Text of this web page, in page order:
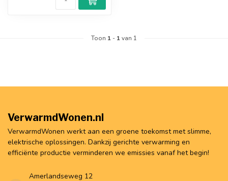
Toon 1 - 1van 1
VerwarmdWonen.nl
VerwarmdWonen werkt aan een groene toekomst met slimme,
elektrische oplossingen. Dankzij gerichte verwarming en
efficiënte productie verminderen we emissies vanaf het begin!
Amerlandseweg 12